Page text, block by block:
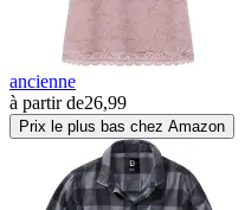
ancienne
à partir de26,99
Prix le plus bas chez Amazon